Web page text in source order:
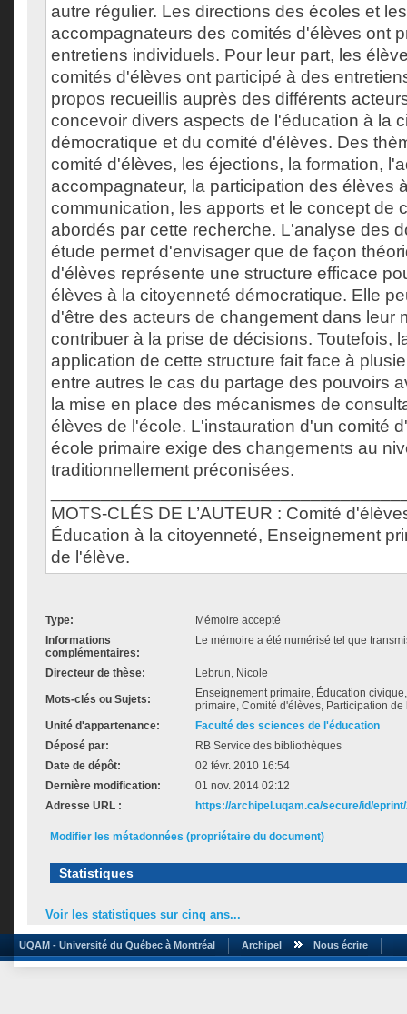
autre régulier. Les directions des écoles et
accompagnateurs des comités d'élèves ont
entretiens individuels. Pour leur part, les
comités d'élèves ont participé à des
propos recueillis auprès des différents
concevoir divers aspects de l'éducation à la
démocratique et du comité d'élèves. Des
comité d'élèves, les éjections, la formation,
accompagnateur, la participation des élèves
communication, les apports et le concept de
abordés par cette recherche. L'analyse des
étude permet d'envisager que de façon
d'élèves représente une structure efficace
élèves à la citoyenneté démocratique. Elle
d'être des acteurs de changement dans leur
contribuer à la prise de décisions. Toutefois,
application de cette structure fait face à
entre autres le cas du partage des pouvoirs
la mise en place des mécanismes de
élèves de l'école. L'instauration d'un comité
école primaire exige des changements au
traditionnellement préconisées.
MOTS-CLÉS DE L’AUTEUR : Comité
Éducation à la citoyenneté, Enseignement
de l'élève.
Type:
Mémoire accepté
Informations
complémentaires:
Le mémoire a été numérisé tel que
Directeur de thèse: Lebrun, Nicole
Mots-clés ou Sujets:
Enseignement primaire, Éducation
primaire, Comité d'élèves, Participation
Unité d'appartenance:
Faculté des sciences de l'éducation
Déposé par:
RB Service des bibliothèques
Date de dépôt:
02 févr. 2010 16:54
Dernière modification:
01 nov. 2014 02:12
Adresse URL :
https://archipel.uqam.ca/secure/id/
Modifier les métadonnées (propriétaire du document)
Statistiques
Voir les statistiques sur cinq ans...
UQAM - Université du Québec à Montréal Archipel Nous écrire